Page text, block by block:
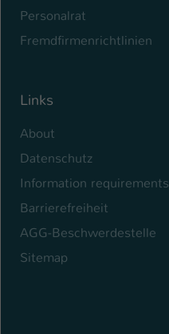
Personalrat
Fremdfirmenrichtlinien
Links
About
Datenschutz
Information requirements
Barrierefreiheit
AGG-Beschwerdestelle
Sitemap